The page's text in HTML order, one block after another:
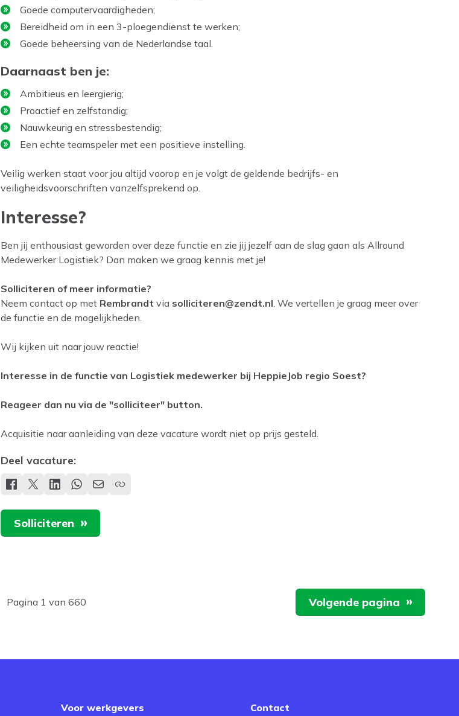
Goede computervaardigheden;
Bereidheid om in een 3-ploegendienst te werken;
Goede beheersing van de Nederlandse taal.
Daarnaast ben je:
Ambitieus en leergierig;
Proactief en zelfstandig;
Nauwkeurig en stressbestendig;
Een echte teamspeler met een positieve instelling.
Veilig werken staat voor jou altijd voorop en je volgt de geldende bedrijfs- en
veiligheidsvoorschriften vanzelfsprekend op.
Interesse?
Ben jij enthousiast geworden over deze functie en zie jij jezelf aan de slag gaan als Allround
Medewerker Logistiek? Dan maken we graag kennis met je!
Solliciteren of meer informatie?
Neem contact op met Rembrandt via solliciteren@zendt.nl. We vertellen je graag meer over
de functie en de mogelijkheden.
Wij kijken uit naar jouw reactie!
Interesse in de functie van Logistiek medewerker bij HeppieJob regio Soest?
Reageer dan nu via de "solliciteer" button.
Acquisitie naar aanleiding van deze vacature wordt niet op prijs gesteld.
Deel vacature:
Solliciteren
Pagina 1 van 660 Volgende pagina
Voor werkgevers Contact